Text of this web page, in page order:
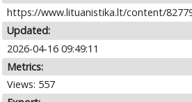
https://www.lituanistika.lt/content/
Updated:
2026-04-16 09:49:11
Metrics:
Views: 557